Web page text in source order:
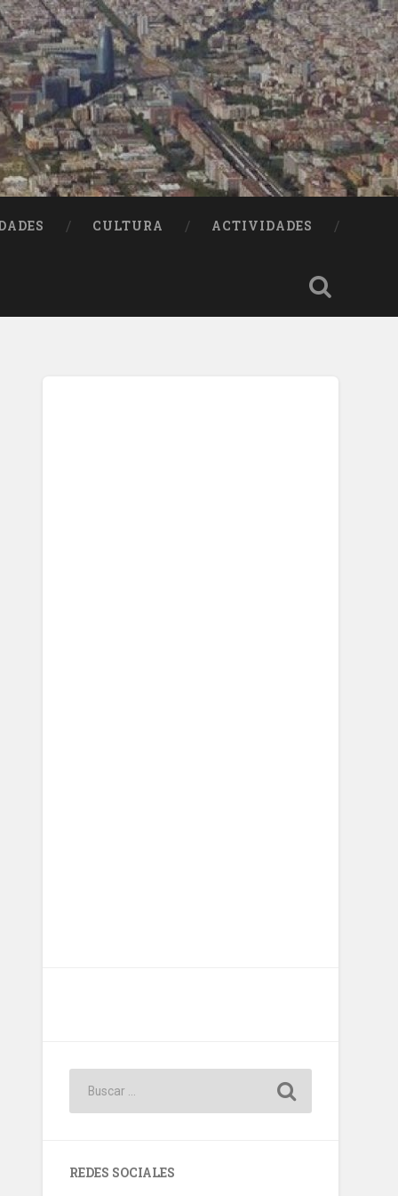
CULTURA ACTIVIDADES
REDES SOCIALES